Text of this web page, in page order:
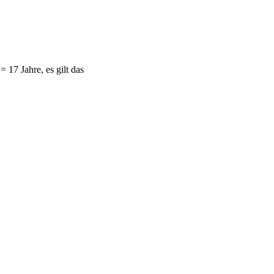
17 Jahre, es gilt das